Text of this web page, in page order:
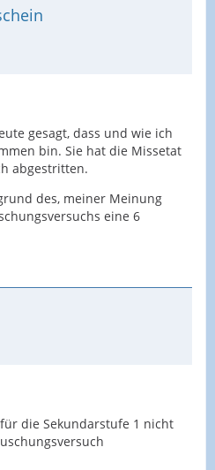
gesagt, dass und wie ich
bin. Sie hat die Missetat
abgestritten.
des, meiner Meinung
eine 6
die Sekundarstufe 1 nicht